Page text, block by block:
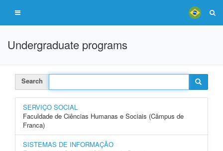
Undergraduate programs
Search
SERVIÇO SOCIAL
Faculdade de Ciências Humanas e Sociais (Câmpus de
Franca)
SISTEMAS DE INFORMAÇÃO